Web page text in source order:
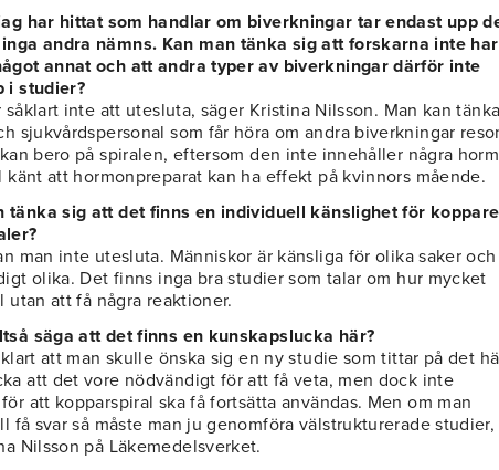
har hittat som handlar om biverkningar tar endast upp
andra nämns. Kan man tänka sig att forskarna inte har
annat och att andra typer av biverkningar därför inte
i studier?
såklart inte att utesluta, säger Kristina Nilsson. Man kan
sjukvårdspersonal som får höra om andra biverkningar
bero på spiralen, eftersom den inte innehåller några
känt att hormonpreparat kan ha effekt på kvinnors mående.
tänka sig att det finns en individuell känslighet för
man inte utesluta. Människor är känsliga för olika saker och
olika. Det finns inga bra studier som talar om hur mycket
utan att få några reaktioner.
säga att det finns en kunskapslucka här?
att man skulle önska sig en ny studie som tittar på det
att det vore nödvändigt för att få veta, men dock inte
att kopparspiral ska få fortsätta användas. Men om man
få svar så måste man ju genomföra välstrukturerade studier,
Nilsson på Läkemedelsverket.